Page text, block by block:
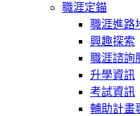
職涯定錨
職涯進路
興趣探索
職涯諮詢
升學資訊
考試資訊
輔助計畫